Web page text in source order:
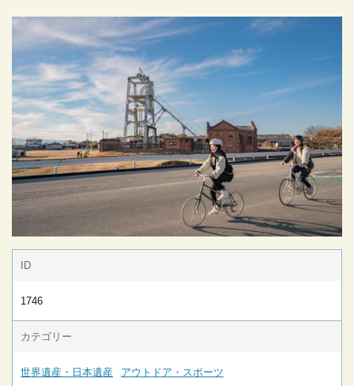
ID
1746
カテゴリー
世界遺産・日本遺産 アウトドア・スポーツ